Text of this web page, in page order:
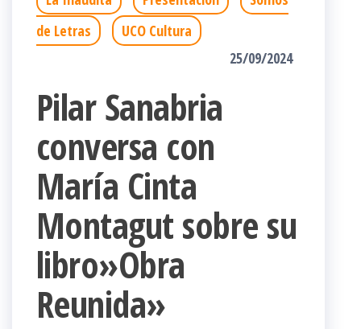
de Letras
UCO Cultura
25/09/2024
Pilar Sanabria
conversa con
María Cinta
Montagut sobre su
libro»Obra
Reunida»